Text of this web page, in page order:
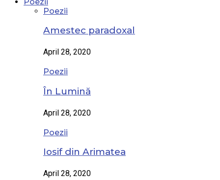
Poezii
Amestec paradoxal
April 28, 2020
Poezii
În Lumină
April 28, 2020
Poezii
Iosif din Arimatea
April 28, 2020